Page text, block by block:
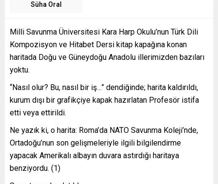
Süha Oral
Milli Savunma Üniversitesi Kara Harp Okulu’nun Türk Dili
Kompozisyon ve Hitabet Dersi kitap kapağına konan
haritada Doğu ve Güneydoğu Anadolu illerimizden bazıları
yoktu.
“Nasıl olur? Bu, nasıl bir iş…” dendiğinde; harita kaldırıldı,
kurum dışı bir grafikçiye kapak hazırlatan Profesör istifa
etti veya ettirildi.
Ne yazık ki, o harita: Roma’da NATO Savunma Koleji’nde,
Ortadoğu’nun son gelişmeleriyle ilgili bilgilendirme
yapacak Amerikalı albayın duvara astırdığı haritaya
benziyordu. (1)